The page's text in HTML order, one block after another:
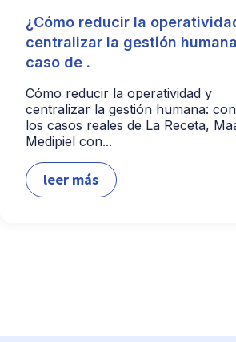
¿Cómo reducir la
centralizar la gestión
caso de .
Cómo reducir la operatividad y
centralizar la gestión humana:
los casos reales de La Receta,
Medipiel con...
leer más